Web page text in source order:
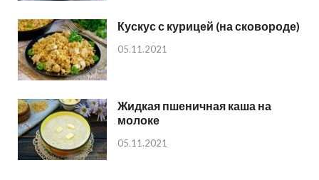
Кускус с курицей (на сковороде)
05.11.2021
Жидкая пшеничная каша на
молоке
05.11.2021